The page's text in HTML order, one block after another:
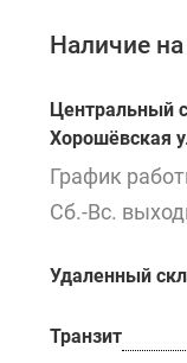
Наличие
Центральный
Хорошёвская
График
Сб.-Вс.
Удаленный
Транзит